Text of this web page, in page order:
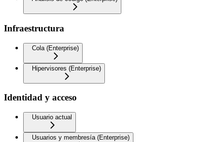
Infraestructura
Cola (Enterprise)
Hipervisores (Enterprise)
Identidad y acceso
Usuario actual
Usuarios y membresía (Enterprise)